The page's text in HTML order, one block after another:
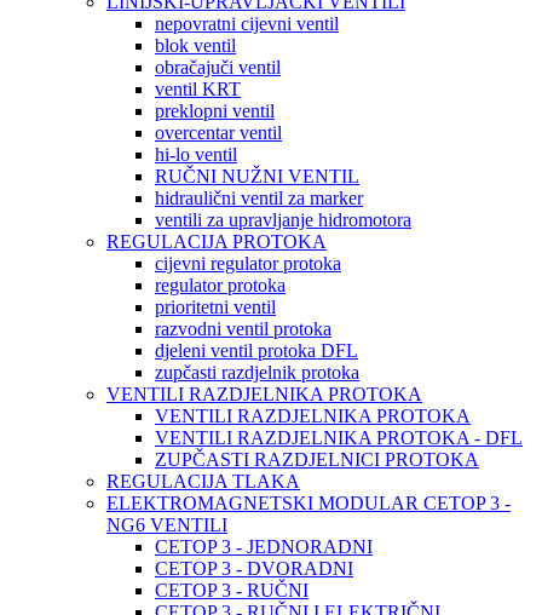
nepovratni cijevni ventil
blok ventil
obračajuči ventil
ventil KRT
preklopni ventil
overcentar ventil
hi-lo ventil
RUČNI NUŽNI VENTIL
hidraulični ventil za marker
ventili za upravljanje hidromotora
REGULACIJA PROTOKA
cijevni regulator protoka
regulator protoka
prioritetni ventil
razvodni ventil protoka
djeleni ventil protoka DFL
zupčasti razdjelnik protoka
VENTILI RAZDJELNIKA PROTOKA
VENTILI RAZDJELNIKA PROTOKA
VENTILI RAZDJELNIKA PROTOKA - DFL
ZUPČASTI RAZDJELNICI PROTOKA
REGULACIJA TLAKA
ELEKTROMAGNETSKI MODULAR CETOP 3 -
NG6 VENTILI
CETOP 3 - JEDNORADNI
CETOP 3 - DVORADNI
CETOP 3 - RUČNI